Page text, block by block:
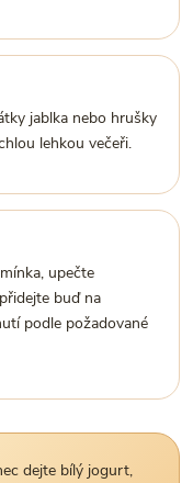
jablka nebo hrušky
lehkou večeři.
upečte
buď na
podle požadované
dejte bílý jogurt,